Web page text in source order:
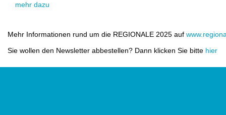
mehr dazu
Mehr Informationen rund um die REGIONALE 2025 auf
Sie wollen den Newsletter abbestellen? Dann klicken Sie bitte hier